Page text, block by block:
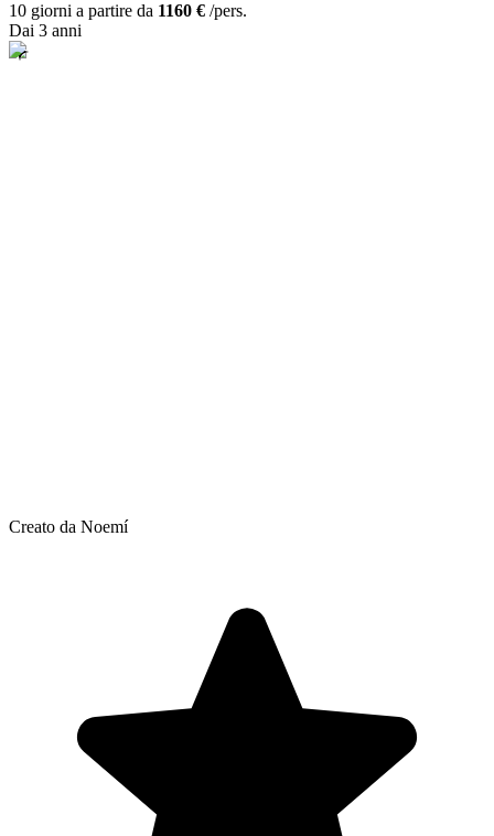
10 giorni a partire da 1160 € /pers.
Dai 3 anni
Creato da Noemí